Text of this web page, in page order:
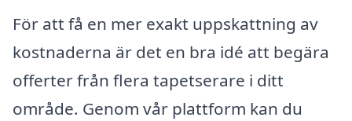
För att få en mer exakt uppskattning av
kostnaderna är det en bra idé att begära
offerter från flera tapetserare i ditt
område. Genom vår plattform kan du